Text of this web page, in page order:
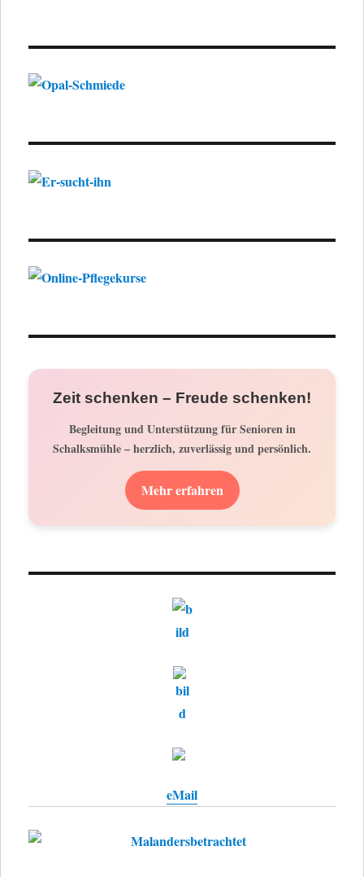
Zeit schenken – Freude schenken!
Begleitung und Unterstützung für Senioren in
Schalksmühle – herzlich, zuverlässig und persönlich.
Mehr erfahren
eMail